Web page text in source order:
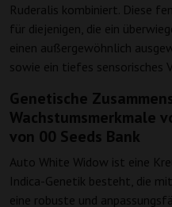
Ruderalis kombiniert. Diese
für diejenigen, die ein
einen außergewöhnlich
sowie ein tiefes sensorisches
Genetische
Wachstumsmerkmale
von 00 Seeds Bank
Auto White Widow ist eine
Indica-Genetik besteht, die
eine robuste und